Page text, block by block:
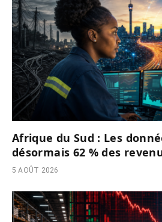
Afrique du Sud : Les
désormais 62 % des
5 AOÛT 2026